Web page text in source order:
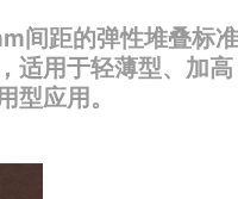
间距的弹性堆叠标准
适用于轻薄型、加高
型应用。